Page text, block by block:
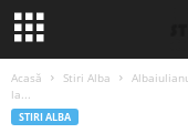
Acasă Stiri Alba
la...
STIRI ALBA